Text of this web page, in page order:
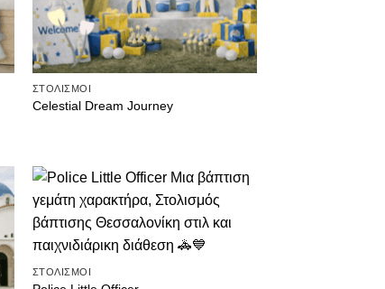
ΣΤΟΛΙΣΜΟΙ
Celestial Dream Journey
Πρόσθήκη
στην λίστα
επιθυμιών
ΣΤΟΛΙΣΜΟΙ